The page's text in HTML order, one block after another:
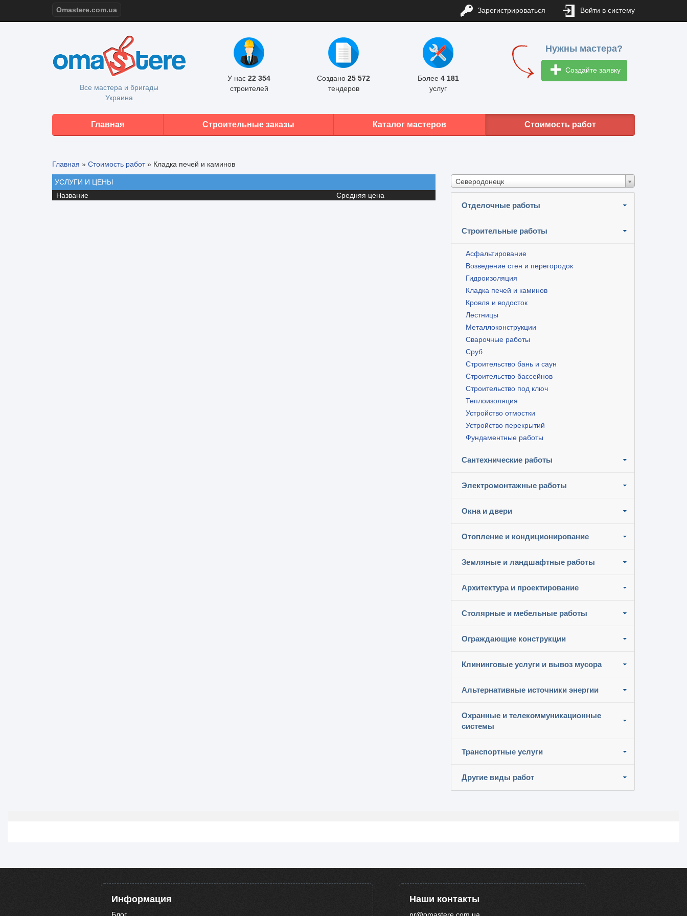
Omastere.com.ua Зарегистрироваться Войти в систему
Все мастера и бригады
Украина
У нас 22 354
строителей
Создано 25 572
тендеров
Более 4 181
услуг
Нужны мастера?
Создайте заявку
Главная Строительные заказы Каталог мастеров Стоимость работ
Главная » Стоимость работ» Кладка печей и каминов
Северодонецк
Отделочные работы
Строительные работы
Асфальтирование
Возведение стен и перегородок
Гидроизоляция
Кладка печей и каминов
Кровля и водосток
Лестницы
Металлоконструкции
Сварочные работы
Сруб
Строительство бань и саун
Строительство бассейнов
Строительство под ключ
Теплоизоляция
Устройство отмостки
Устройство перекрытий
Фундаментные работы
Сантехнические работы
Электромонтажные работы
Окна и двери
Отопление и кондиционирование
Земляные и ландшафтные работы
Архитектура и проектирование
Столярные и мебельные работы
Ограждающие конструкции
Клининговые услуги и вывоз мусора
Альтернативные источники энергии
Охранные и телекоммуникационные
системы
Транспортные услуги
Другие виды работ
УСЛУГИ И ЦЕНЫ
Название
Средняя цена
Информация Наши контакты